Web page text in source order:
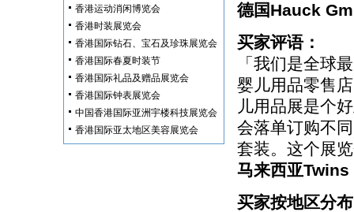
香港运动消闲博览会
香港时装展览会
香港国际钻石、宝石及珍珠展览会
香港国际春夏时装节
香港国际礼品及赠品展览会
香港国际钟表展览会
中国香港国际亚洲宇楼科技展览会
香港国际亚太地区美容展览会
德国Hauck
买家评语：
「我们是全球
婴儿用品零售
儿用品展是个
会落单订购不
套装。这个展
马来西亚
买家按地区分布